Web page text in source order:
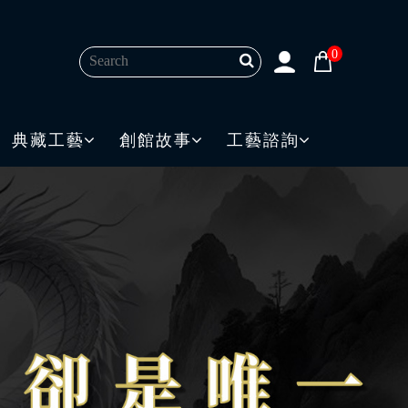
0
典藏工藝 創館故事 工藝諮詢